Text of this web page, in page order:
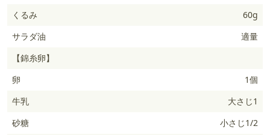
くるみ
60g
サラダ油
適量
【錦糸卵】
卵
1個
牛乳
大さじ1
砂糖
小さじ1/2